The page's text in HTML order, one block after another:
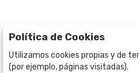
Subastas
Subasta en curso
Política de Cookies
Utilizamos cookies propias y de
(por ejemplo, páginas visitadas).